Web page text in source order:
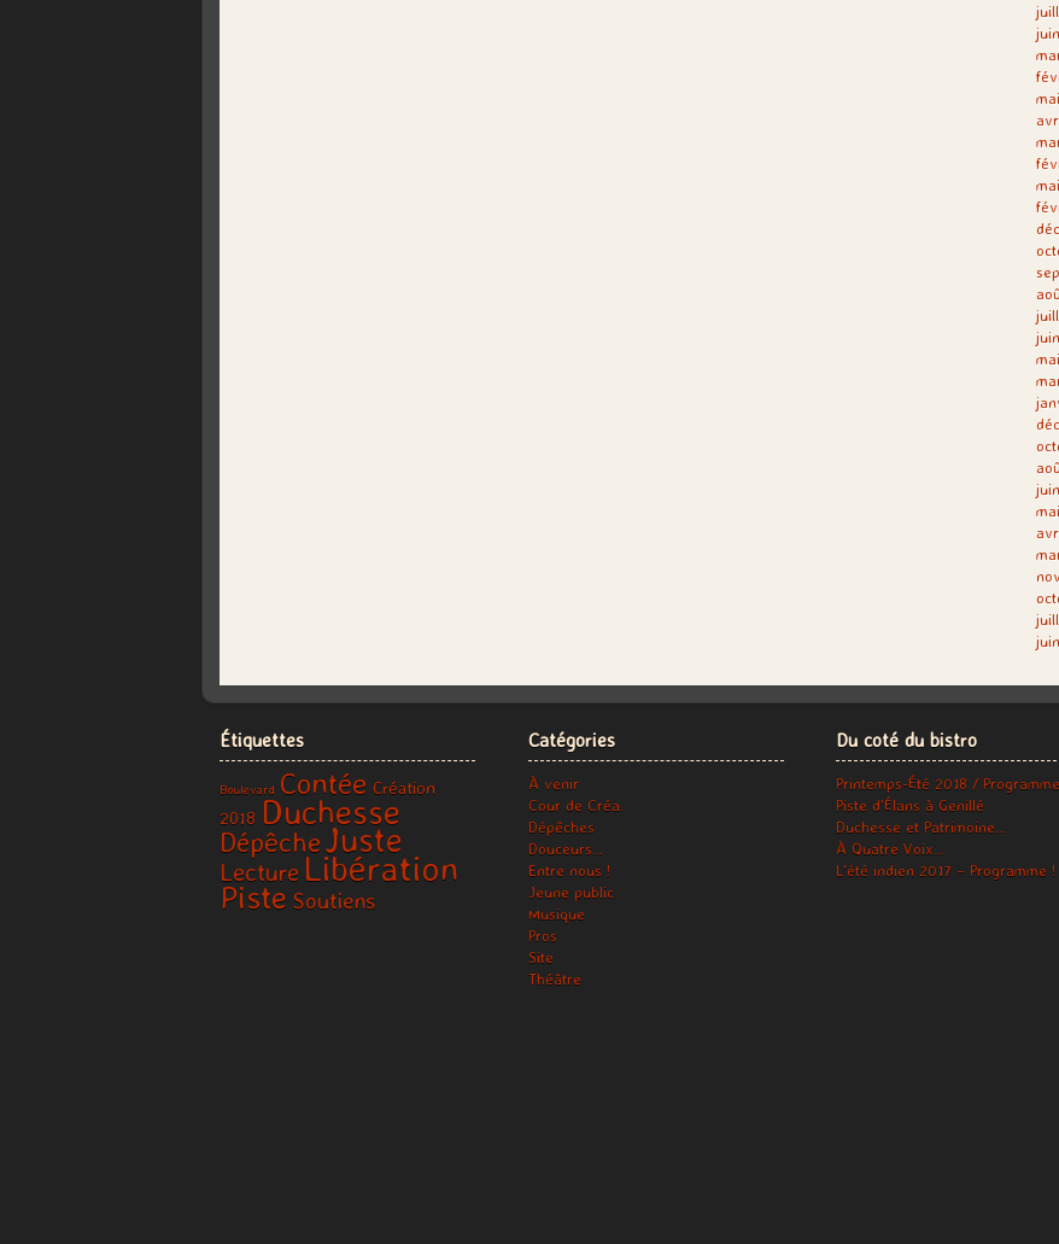
Étiquettes
Boulevard Contée Création
2018 Duchesse
DépêcheJuste
Lecture Libération
Piste Soutiens
Catégories
À venir
Cour de Créa.
Dépêches
Douceurs…
Entre nous !
Jeune public
Musique
Pros
Site
Théâtre
Du coté du bistro
Printemps-Été 2018 /
Piste d’Élans à Genillé
Duchesse et Patrimoine…
À Quatre Voix…
L’été indien 2017 – Programme !